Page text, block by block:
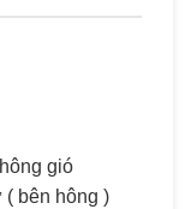
gió
bên hông )